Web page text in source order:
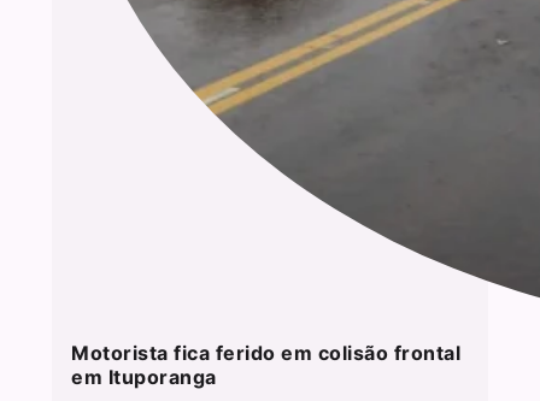
Motorista fica ferido em colisão frontal
em Ituporanga